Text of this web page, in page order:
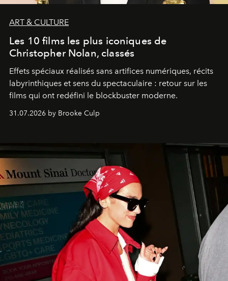
ART & CULTURE
Les 10 films les plus iconiques de
Christopher Nolan, classés
Effets spéciaux réalisés sans artifices numériques, récits
labyrinthiques et sens du spectaculaire : retour sur les
films qui ont redéfini le blockbuster moderne.
31.07.2026 by Brooke Culp